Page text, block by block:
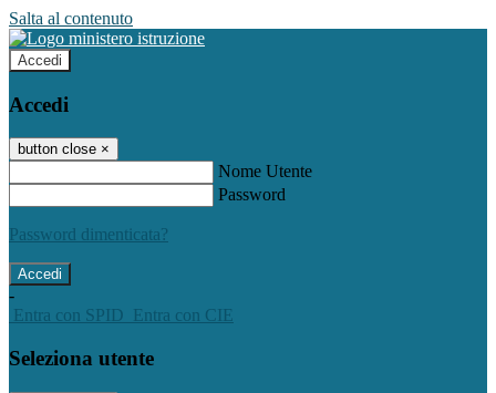
Salta al contenuto
Accedi
Accedi
button close ×
Nome Utente
Password
Password dimenticata?
-
Entra con SPID
Entra con CIE
Seleziona utente